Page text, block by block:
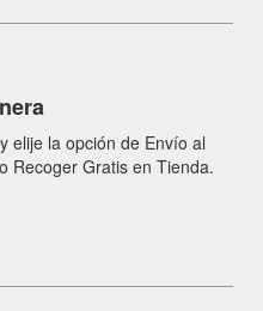
elije la opción de Envío al
Recoger Gratis en Tienda.